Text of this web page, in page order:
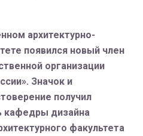
архитектурно-
появился новый член
организации
Значок и
получил
кафедры дизайна
факультета